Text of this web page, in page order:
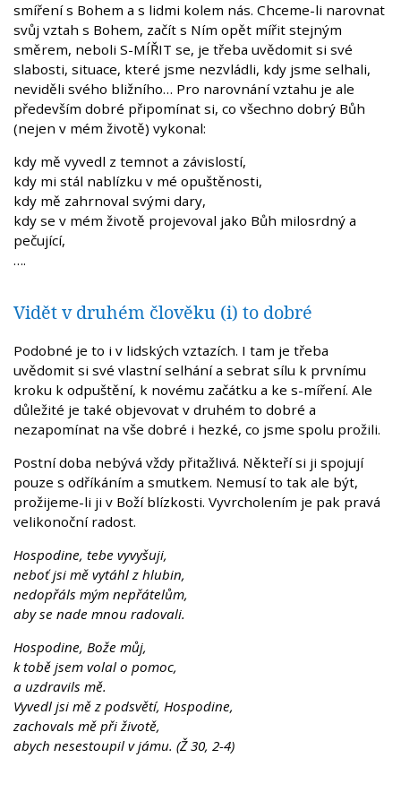
smíření s Bohem a s lidmi kolem nás. Chceme-li narovnat
svůj vztah s Bohem, začít s Ním opět mířit stejným
směrem, neboli S-MÍŘIT se, je třeba uvědomit si své
slabosti, situace, které jsme nezvládli, kdy jsme selhali,
neviděli svého bližního… Pro narovnání vztahu je ale
především dobré připomínat si, co všechno dobrý Bůh
(nejen v mém životě) vykonal:
kdy mě vyvedl z temnot a závislostí,
kdy mi stál nablízku v mé opuštěnosti,
kdy mě zahrnoval svými dary,
kdy se v mém životě projevoval jako Bůh milosrdný a
pečující,
….
Vidět v druhém člověku (i) to dobré
Podobné je to i v lidských vztazích. I tam je třeba
uvědomit si své vlastní selhání a sebrat sílu k prvnímu
kroku k odpuštění, k novému začátku a ke s-míření. Ale
důležité je také objevovat v druhém to dobré a
nezapomínat na vše dobré i hezké, co jsme spolu prožili.
Postní doba nebývá vždy přitažlivá. Někteří si ji spojují
pouze s odříkáním a smutkem. Nemusí to tak ale být,
prožijeme-li ji v Boží blízkosti. Vyvrcholením je pak pravá
velikonoční radost.
Hospodine, tebe vyvyšuji,
neboť jsi mě vytáhl z hlubin,
nedopřáls mým nepřátelům,
aby se nade mnou radovali.
Hospodine, Bože můj,
k tobě jsem volal o pomoc,
a uzdravils mě.
Vyvedl jsi mě z podsvětí, Hospodine,
zachovals mě při životě,
abych nesestoupil v jámu. (Ž 30, 2-4)